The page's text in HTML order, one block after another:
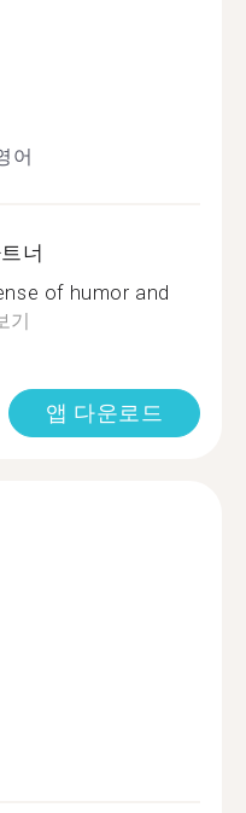
어
너
of humor and
기
앱 다운로드